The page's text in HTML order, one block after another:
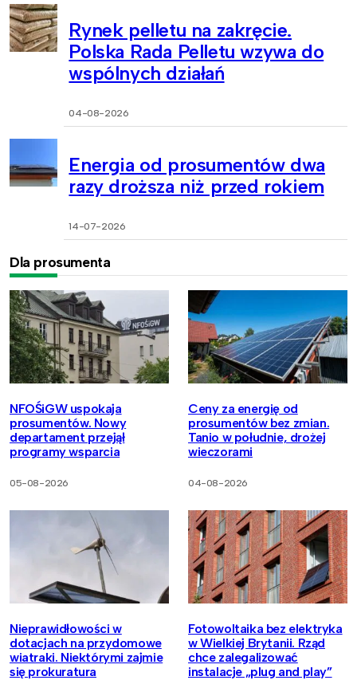
Rynek pelletu na zakręcie.
Polska Rada Pelletu wzywa do
wspólnych działań
04-08-2026
Energia od prosumentów dwa
razy droższa niż przed rokiem
14-07-2026
Dla prosumenta
NFOŚiGW uspokaja
prosumentów. Nowy
departament przejął
programy wsparcia
05-08-2026
Ceny za energię od
prosumentów bez zmian.
Tanio w południe, drożej
wieczorami
04-08-2026
Nieprawidłowości w
dotacjach na przydomowe
wiatraki. Niektórymi zajmie
się prokuratura
Fotowoltaika bez elektryka
w Wielkiej Brytanii. Rząd
chce zalegalizować
instalacje „plug and play”